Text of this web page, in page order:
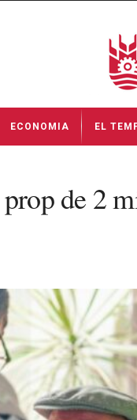
ECONOMIA EL
de 2